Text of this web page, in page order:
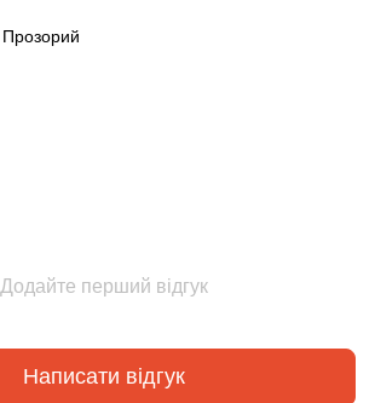
Прозорий
Додайте перший відгук
Написати відгук